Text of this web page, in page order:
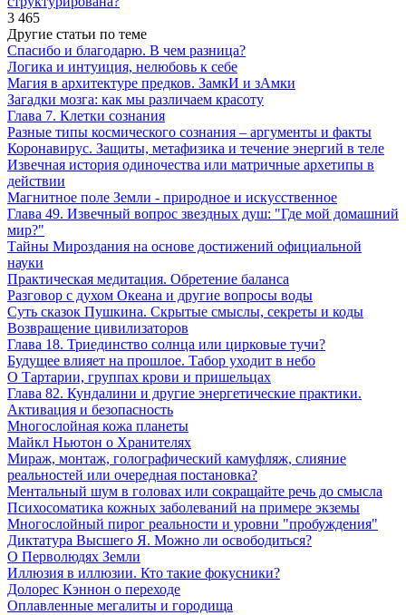
3 465
Другие статьи по теме
Спасибо и благодарю. В чем разница?
Логика и интуиция, нелюбовь к себе
Магия в архитектуре предков. ЗамкИ и зАмки
Загадки мозга: как мы различаем красоту
Глава 7. Клетки сознания
Разные типы космического сознания – аргументы и факты
Коронавирус. Защиты, метафизика и течение энергий в теле
Извечная история одиночества или матричные архетипы в
действии
Магнитное поле Земли - природное и искусственное
Глава 49. Извечный вопрос звездных душ: "Где мой домашний
мир?"
Тайны Мироздания на основе достижений официальной
науки
Практическая медитация. Обретение баланса
Разговор с духом Океана и другие вопросы воды
Суть сказок Пушкина. Скрытые смыслы, секреты и коды
Возвращение цивилизаторов
Глава 18. Триединство солнца или цирковые тучи?
Будущее влияет на прошлое. Табор уходит в небо
О Тартарии, группах крови и пришельцах
Глава 82. Кундалини и другие энергетические практики.
Активация и безопасность
Многослойная кожа планеты
Майкл Ньютон о Хранителях
Мираж, монтаж, голографический камуфляж, слияние
реальностей или очередная постановка?
Ментальный шум в головах или сокращайте речь до смысла
Психосоматика кожных заболеваний на примере экземы
Многослойный пирог реальности и уровни "пробуждения"
Диктатура Высшего Я. Можно ли освободиться?
О Перволюдях Земли
Иллюзия в иллюзии. Кто такие фокусники?
Долорес Кэннон о переходе
Оплавленные мегалиты и городища